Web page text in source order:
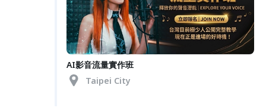
AI影音流量實作班
Taipei City